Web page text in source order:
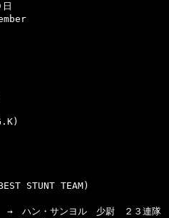
BEST STUNT TEAM)
ン・サンヨル　少尉　２３連隊